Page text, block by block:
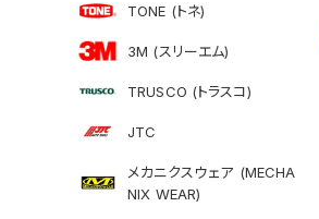
TONE (トネ)
3M (スリーエム)
TRUSCO (トラスコ)
JTC
メカニクスウェア (MECHA
NIX WEAR)